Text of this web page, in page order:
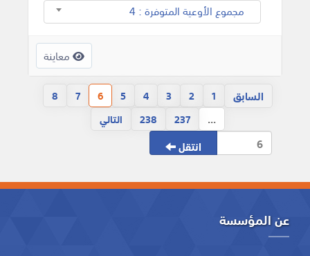
مجموع الأوعية المتوفرة : 4
معاينة
السابق 1
2
3
4
5
6
7
8
...
237
238 التالي
انتقل
عن المؤسسة